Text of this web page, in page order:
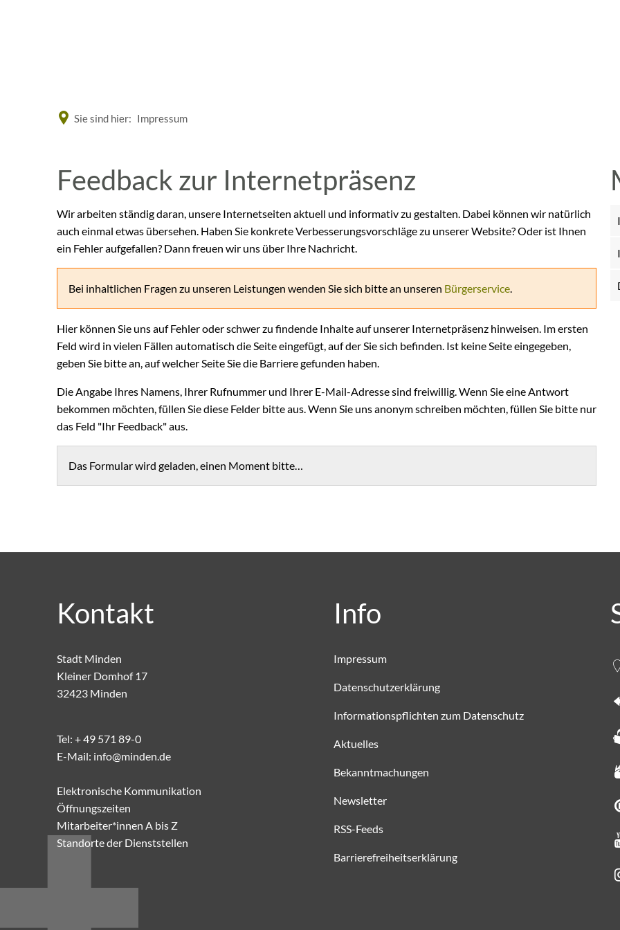
Sie sind hier: Impressum
Feedback
Internetseite
Feedback zur Internetpräsenz
Wir arbeiten ständig daran, unsere Internetseiten aktuell und informativ zu gestalten. Dabei können wir natürlich
auch einmal etwas übersehen. Haben Sie konkrete Verbesserungsvorschläge zu unserer Website? Oder ist Ihnen
ein Fehler aufgefallen? Dann freuen wir uns über Ihre Nachricht.
Bei inhaltlichen Fragen zu unseren Leistungen wenden Sie sich bitte an unseren Bürgerservice.
Hier können Sie uns auf Fehler oder schwer zu findende Inhalte auf unserer Internetpräsenz hinweisen. Im ersten
Feld wird in vielen Fällen automatisch die Seite eingefügt, auf der Sie sich befinden. Ist keine Seite eingegeben,
geben Sie bitte an, auf welcher Seite Sie die Barriere gefunden haben.
Die Angabe Ihres Namens, Ihrer Rufnummer und Ihrer E-Mail-Adresse sind freiwillig. Wenn Sie eine Antwort
bekommen möchten, füllen Sie diese Felder bitte aus. Wenn Sie uns anonym schreiben möchten, füllen Sie bitte nur
das Feld "Ihr Feedback" aus.
Das Formular wird geladen, einen Moment bitte…
Kontakt
Stadt Minden
Kleiner Domhof 17
32423 Minden
Tel: + 49 571 89-0
E-Mail: info@minden.de
Elektronische Kommunikation
Öffnungszeiten
Mitarbeiter*innen A bis Z
Standorte der Dienststellen
Info
Impressum
Datenschutzerklärung
Informationspflichten zum Datenschutz
Aktuelles
Bekanntmachungen
Newsletter
RSS-Feeds
Barrierefreiheitserklärung